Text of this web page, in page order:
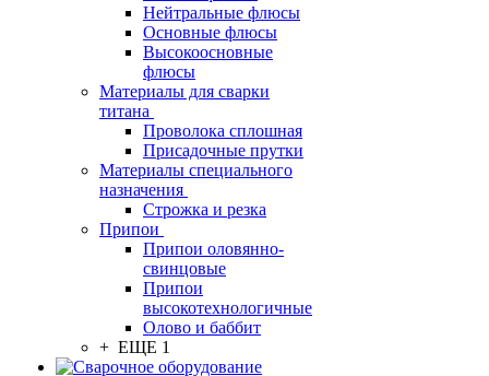
Нейтральные флюсы
Основные флюсы
Высокоосновные
флюсы
Материалы для сварки
титана
Проволока сплошная
Присадочные прутки
Материалы специального
назначения
Строжка и резка
Припои
Припои оловянно-
свинцовые
Припои
высокотехнологичные
Олово и баббит
+ ЕЩЕ 1